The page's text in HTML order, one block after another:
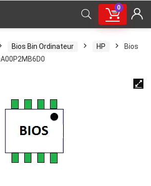
0
Bios Bin Ordinateur HP
Bios